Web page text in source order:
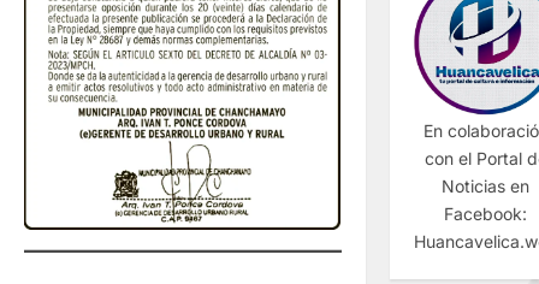
En
con el Portal
Noticias en
Facebook: